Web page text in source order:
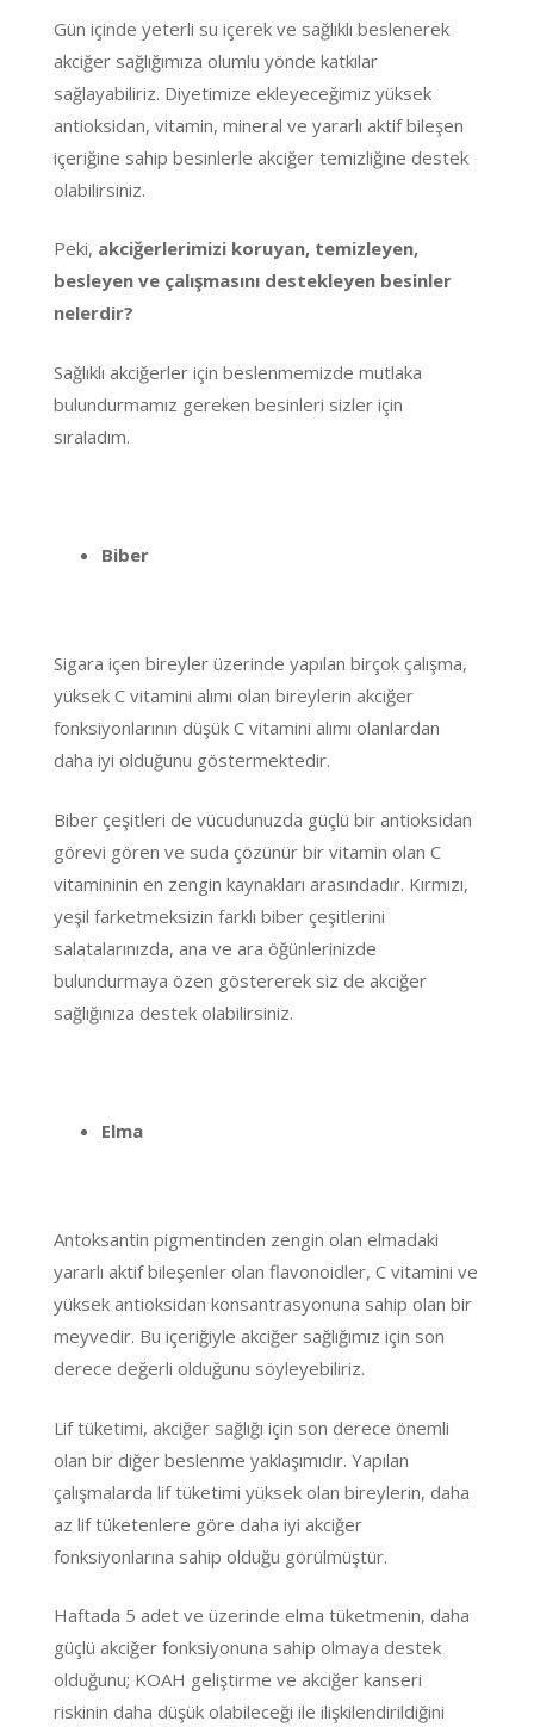
Gün içinde yeterli su içerek ve sağlıklı beslenerek
akciğer sağlığımıza olumlu yönde katkılar
sağlayabiliriz. Diyetimize ekleyeceğimiz yüksek
antioksidan, vitamin, mineral ve yararlı aktif bileşen
içeriğine sahip besinlerle akciğer temizliğine destek
olabilirsiniz.
Peki, akciğerlerimizi koruyan, temizleyen,
besleyen ve çalışmasını destekleyen besinler
nelerdir?
Sağlıklı akciğerler için beslenmemizde mutlaka
bulundurmamız gereken besinleri sizler için
sıraladım.
Biber
Sigara içen bireyler üzerinde yapılan birçok çalışma,
yüksek C vitamini alımı olan bireylerin akciğer
fonksiyonlarının düşük C vitamini alımı olanlardan
daha iyi olduğunu göstermektedir.
Biber çeşitleri de vücudunuzda güçlü bir antioksidan
görevi gören ve suda çözünür bir vitamin olan C
vitamininin en zengin kaynakları arasındadır. Kırmızı,
yeşil farketmeksizin farklı biber çeşitlerini
salatalarınızda, ana ve ara öğünlerinizde
bulundurmaya özen göstererek siz de akciğer
sağlığınıza destek olabilirsiniz.
Elma
Antoksantin pigmentinden zengin olan elmadaki
yararlı aktif bileşenler olan flavonoidler, C vitamini ve
yüksek antioksidan konsantrasyonuna sahip olan bir
meyvedir. Bu içeriğiyle akciğer sağlığımız için son
derece değerli olduğunu söyleyebiliriz.
Lif tüketimi, akciğer sağlığı için son derece önemli
olan bir diğer beslenme yaklaşımıdır. Yapılan
çalışmalarda lif tüketimi yüksek olan bireylerin, daha
az lif tüketenlere göre daha iyi akciğer
fonksiyonlarına sahip olduğu görülmüştür.
Haftada 5 adet ve üzerinde elma tüketmenin, daha
güçlü akciğer fonksiyonuna sahip olmaya destek
olduğunu; KOAH geliştirme ve akciğer kanseri
riskinin daha düşük olabileceği ile ilişkilendirildiğini